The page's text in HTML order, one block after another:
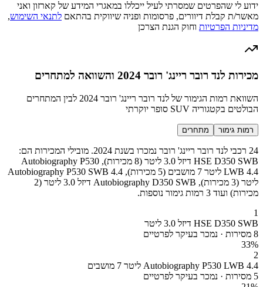
ידוע לי שהפרטים שמסרתי לעיל ייכללו במאגרי המידע של קארזון ואני
מאשר/ת קבלת דיוורים, פרסומות ופניה שיווקית בהתאם לתנאי השימוש,
מדיניות הפרטיות וחוק הגנת הצרכן
מכירות לנד רובר ריינג' רובר 2024 והשוואה למתחרים
השוואת רמות הגימור של לנד רובר ריינג' רובר 2024 לבין המתחרים
הבולטים בקטגוריה SUV סופר יוקרתי
רמות גימור מתחרים
24 רכבי לנד רובר ריינג' רובר נמכרו בשנת 2024. מובילי המכירות הם:
HSE D350 SWB דיזל 3.0 ליטר (8 מכירות), Autobiography P530
LWB 4.4 ליטר 7 מושבים (5 מכירות), Autobiography P530 SWB 4.4
ליטר (3 מכירות), Autobiography D350 SWB דיזל 3.0 ליטר (2
מכירות) ועוד 3 רמות גימור נוספות.
1
HSE D350 SWB דיזל 3.0 ליטר
8 מסירות · נמכר בעיקר לפרטיים
33%
2
Autobiography P530 LWB 4.4 ליטר 7 מושבים
5 מסירות · נמכר בעיקר לפרטיים